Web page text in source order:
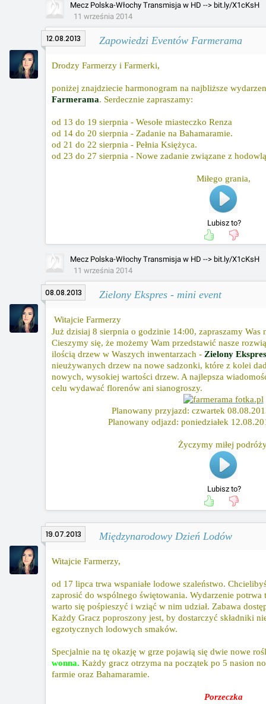
Mecz Polska-Włochy Transmisja w HD --> bit.ly/X1cKsH
11 września 2014
12.08.2013 Zapowiedzi Eventów Farmerama
Drodzy Farmerzy i Farmerki,
poniżej znajdziecie harmonogram na najbliższe
Farmerama. Serdecznie zapraszamy:
od 13 do 19 sierpnia - Wesołe miasteczko Renza
od 14 do 20 sierpnia - Zadanie na Bahamaramie.
od 21 do 22 sierpnia - Pełnia Księżyca.
od 23 do 27 sierpnia - Nowe zadanie związane z
Miłego grania,
Lubisz to?
Mecz Polska-Włochy Transmisja w HD --> bit.ly/X1cKsH
11 września 2014
08.08.2013 Zielony Ekspres - mini event
Witajcie Farmerzy
Już dzisiaj 8 sierpnia o godzinie 14:00, zapraszamy
Cieszymy się, że możemy Wam przedstawić nasze
ilością drzew w Waszych inwentarzach - Zielony Ekspres
nieużywanych drzew na nowe sadzonki, które z kolei
nowych, wysokiej wartości drzew. A najlepsza
celu wydawać florenów ani sianogroszy.
Planowany przyjazd: czwartek
Planowany odjazd: poniedziałek
Życzymy miłej
Lubisz to?
19.07.2013 Międzynarodowy Dzień Lodów
Witajcie Farmerzy,
od 17 lipca trwa wspaniałe lodowe szaleństwo.
zaprosić do wspólnego świętowania. Wydarzenie
warto się pośpieszyć i wziąć w nim udział. Zabawa
Każdy Gracz poproszony jest, by dostarczyć składniki
egzotycznych lodowych smaków.
Specjalnie na tę okazję w grze pojawią się dwie nowe
wonna. Każdy gracz otrzyma na początek po 5 nasion
farmie oraz Bahamaramie.
Porzeczka